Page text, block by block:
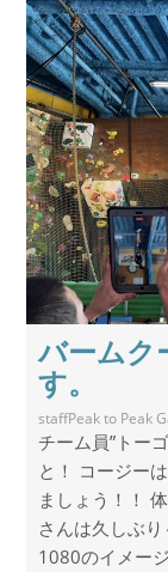
バームク
す。
staffPeak to Peak
チーム員”トー
と！ コージー
ましょう！！
さんは久しぶ
1080のイメー